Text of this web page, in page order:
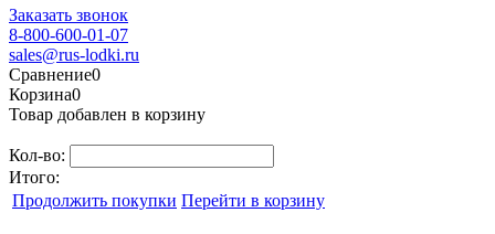
Заказать звонок
8-800-600-01-07
sales@rus-lodki.ru
Сравнение0
Корзина0
Товар добавлен в корзину
Кол-во:
Итого:
Продолжить покупки Перейти в корзину